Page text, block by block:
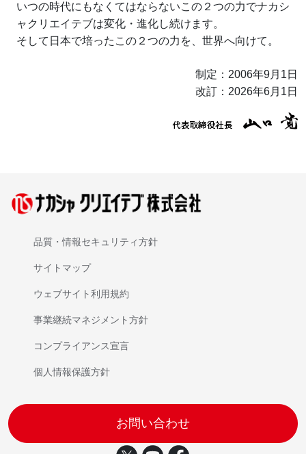
いつの時代にもなくてはならないこの２つの力でナカシ
ャクリエイテブは変化・進化し続けます。
そして日本で培ったこの２つの力を、世界へ向けて。
制定：2006年9月1日
改訂：2026年6月1日
品質・情報セキュリティ方針
サイトマップ
ウェブサイト利用規約
事業継続マネジメント方針
コンプライアンス宣言
個人情報保護方針
お問い合わせ